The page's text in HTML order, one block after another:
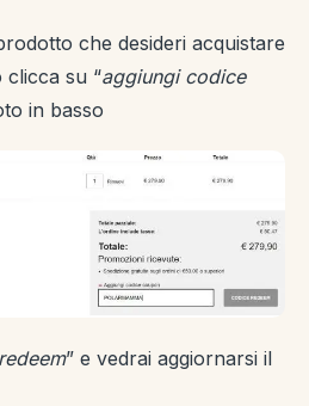
che desideri acquistare
clicca su “aggiungi codice
in basso
” e vedrai aggiornarsi il